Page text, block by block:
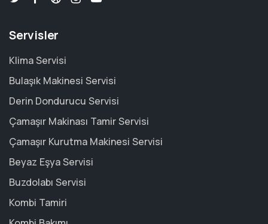
Servisler
Klima Servisi
Bulaşık Makinesi Servisi
Derin Dondurucu Servisi
Çamaşır Makinası Tamir Servisi
Çamaşır Kurutma Makinesi Servisi
Beyaz Eşya Servisi
Buzdolabı Servisi
Kombi Tamiri